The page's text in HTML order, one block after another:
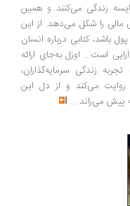
زندگی می‌کنند و همین
مالی را شکل می‌دهد. از این
باشد، کتابی درباره انسان
است... اوزل به‌جای ارائه
زندگی سرمایه‌گذاران،
روایت می‌کند و از دل این
پیش می‌راند ...